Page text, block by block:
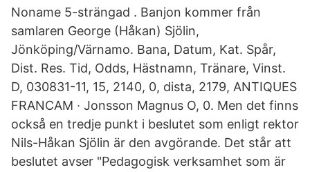
Noname 5-strängad . Banjon kommer från
samlaren George (Håkan) Sjölin,
Jönköping/Värnamo. Bana, Datum, Kat. Spår,
Dist. Res. Tid, Odds, Hästnamn, Tränare, Vinst.
D, 030831-11, 15, 2140, 0, dista, 2179, ANTIQUES
FRANCAM · Jonsson Magnus O, 0. Men det finns
också en tredje punkt i beslutet som enligt rektor
Nils-Håkan Sjölin är den avgörande. Det står att
beslutet avser "Pedagogisk verksamhet som är